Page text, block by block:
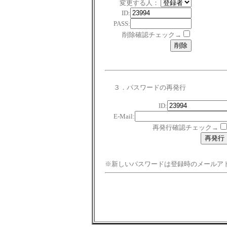
変更する人：
ID:
PASS:
削除確認チェック→
３．パスワードの再発行
ID:
E-Mail:
再発行確認チェック→
※新しいパスワードは登録時のメールア